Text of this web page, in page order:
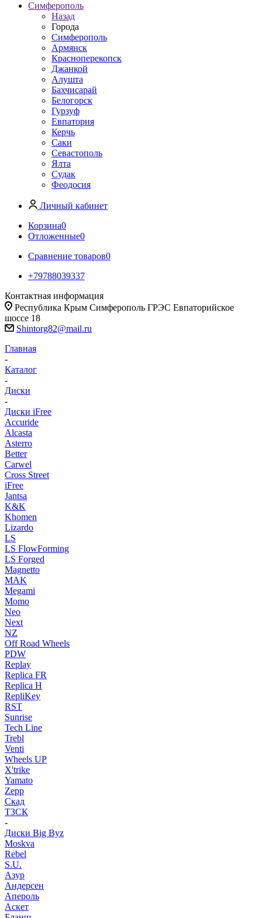
Симферополь
Назад
Города
Симферополь
Армянск
Красноперекопск
Джанкой
Алушта
Бахчисарай
Белогорск
Гурзуф
Евпатория
Керчь
Саки
Севастополь
Ялта
Судак
Феодосия
Личный кабинет
Корзина0
Отложенные0
Сравнение товаров0
+79788039337
Контактная информация
Республика Крым Симферополь ГРЭС Евпаторийское
шоссе 18
Shintorg82@mail.ru
Главная
-
Каталог
-
Диски
-
Диски iFree
Accuride
Alcasta
Asterro
Better
Carwel
Cross Street
iFree
Jantsa
K&K
Khomen
Lizardo
LS
LS FlowForming
LS Forged
Magnetto
MAK
Megami
Momo
Neo
Next
NZ
Off Road Wheels
PDW
Replay
Replica FR
Replica H
RepliKey
RST
Sunrise
Tech Line
Trebl
Venti
Wheels UP
X'trike
Yamato
Zepp
Скад
ТЗСК
-
Диски Big Byz
Moskva
Rebel
S.U.
Азур
Андерсен
Апероль
Аскет